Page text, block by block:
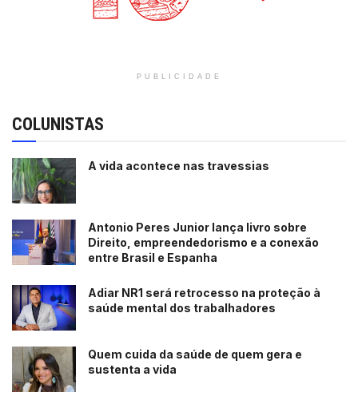
PUBLICIDADE
COLUNISTAS
A vida acontece nas travessias
Antonio Peres Junior lança livro sobre
Direito, empreendedorismo e a conexão
entre Brasil e Espanha
Adiar NR1 será retrocesso na proteção à
saúde mental dos trabalhadores
Quem cuida da saúde de quem gera e
sustenta a vida